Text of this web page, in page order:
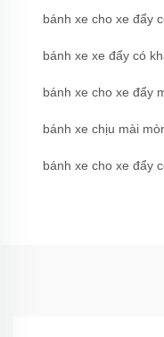
bánh xe cho xe đẩy
bánh xe xe đẩy có
bánh xe cho xe đẩy
bánh xe chịu mài
bánh xe cho xe đẩy